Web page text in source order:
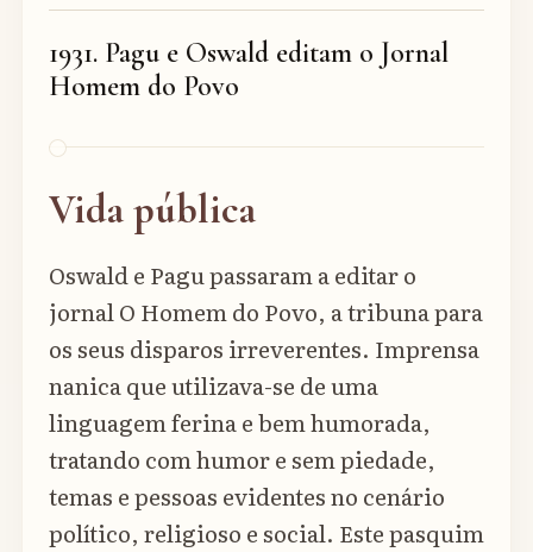
1931. Pagu e Oswald editam o Jornal
Homem do Povo
Vida pública
Oswald e Pagu passaram a editar o
jornal O Homem do Povo, a tribuna para
os seus disparos irreverentes. Imprensa
nanica que utilizava-se de uma
linguagem ferina e bem humorada,
tratando com humor e sem piedade,
temas e pessoas evidentes no cenário
político, religioso e social. Este pasquim